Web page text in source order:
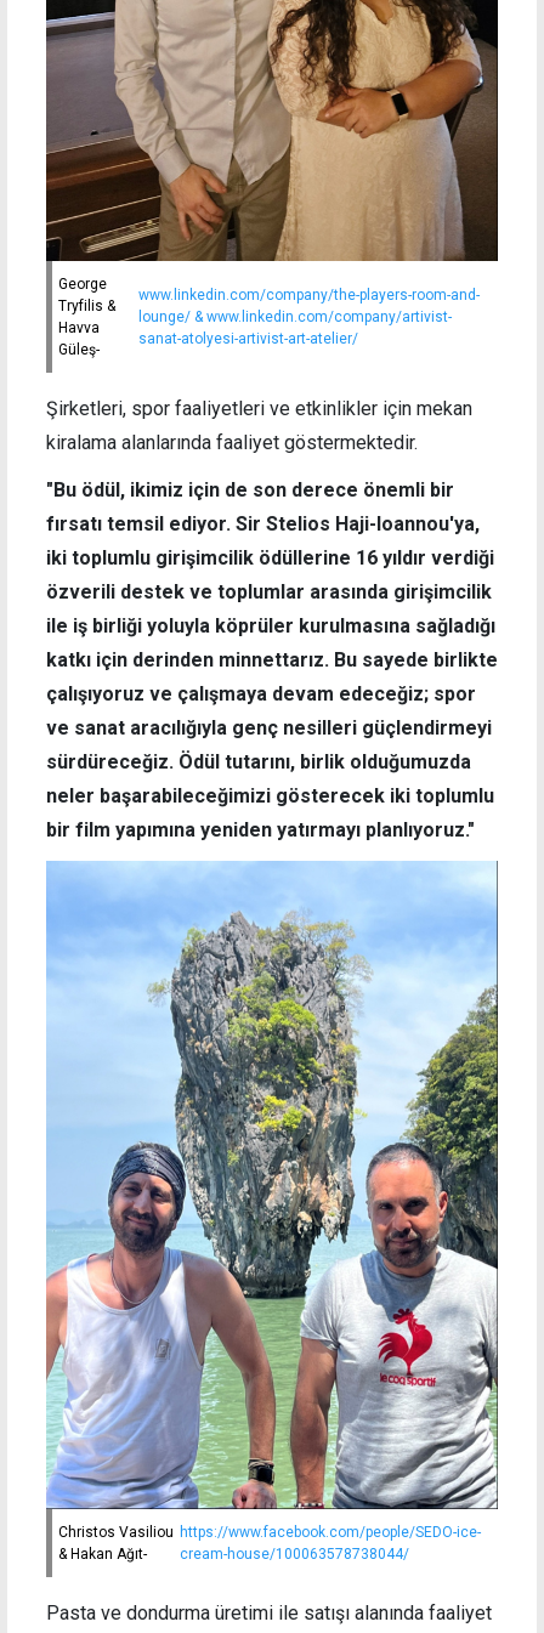
George
Tryfilis &
Havva
Güleş-
www.linkedin.com/company/the-players-room-and-
lounge/ & www.linkedin.com/company/artivist-
sanat-atolyesi-artivist-art-atelier/
Şirketleri, spor faaliyetleri ve etkinlikler için mekan
kiralama alanlarında faaliyet göstermektedir.
"Bu ödül, ikimiz için de son derece önemli bir
fırsatı temsil ediyor. Sir Stelios Haji-Ioannou'ya,
iki toplumlu girişimcilik ödüllerine 16 yıldır verdiği
özverili destek ve toplumlar arasında girişimcilik
ile iş birliği yoluyla köprüler kurulmasına sağladığı
katkı için derinden minnettarız. Bu sayede birlikte
çalışıyoruz ve çalışmaya devam edeceğiz; spor
ve sanat aracılığıyla genç nesilleri güçlendirmeyi
sürdüreceğiz. Ödül tutarını, birlik olduğumuzda
neler başarabileceğimizi gösterecek iki toplumlu
bir film yapımına yeniden yatırmayı planlıyoruz."
Christos Vasiliou
& Hakan Ağıt-
https://www.facebook.com/people/SEDO-ice-
cream-house/100063578738044/
Pasta ve dondurma üretimi ile satışı alanında faaliyet